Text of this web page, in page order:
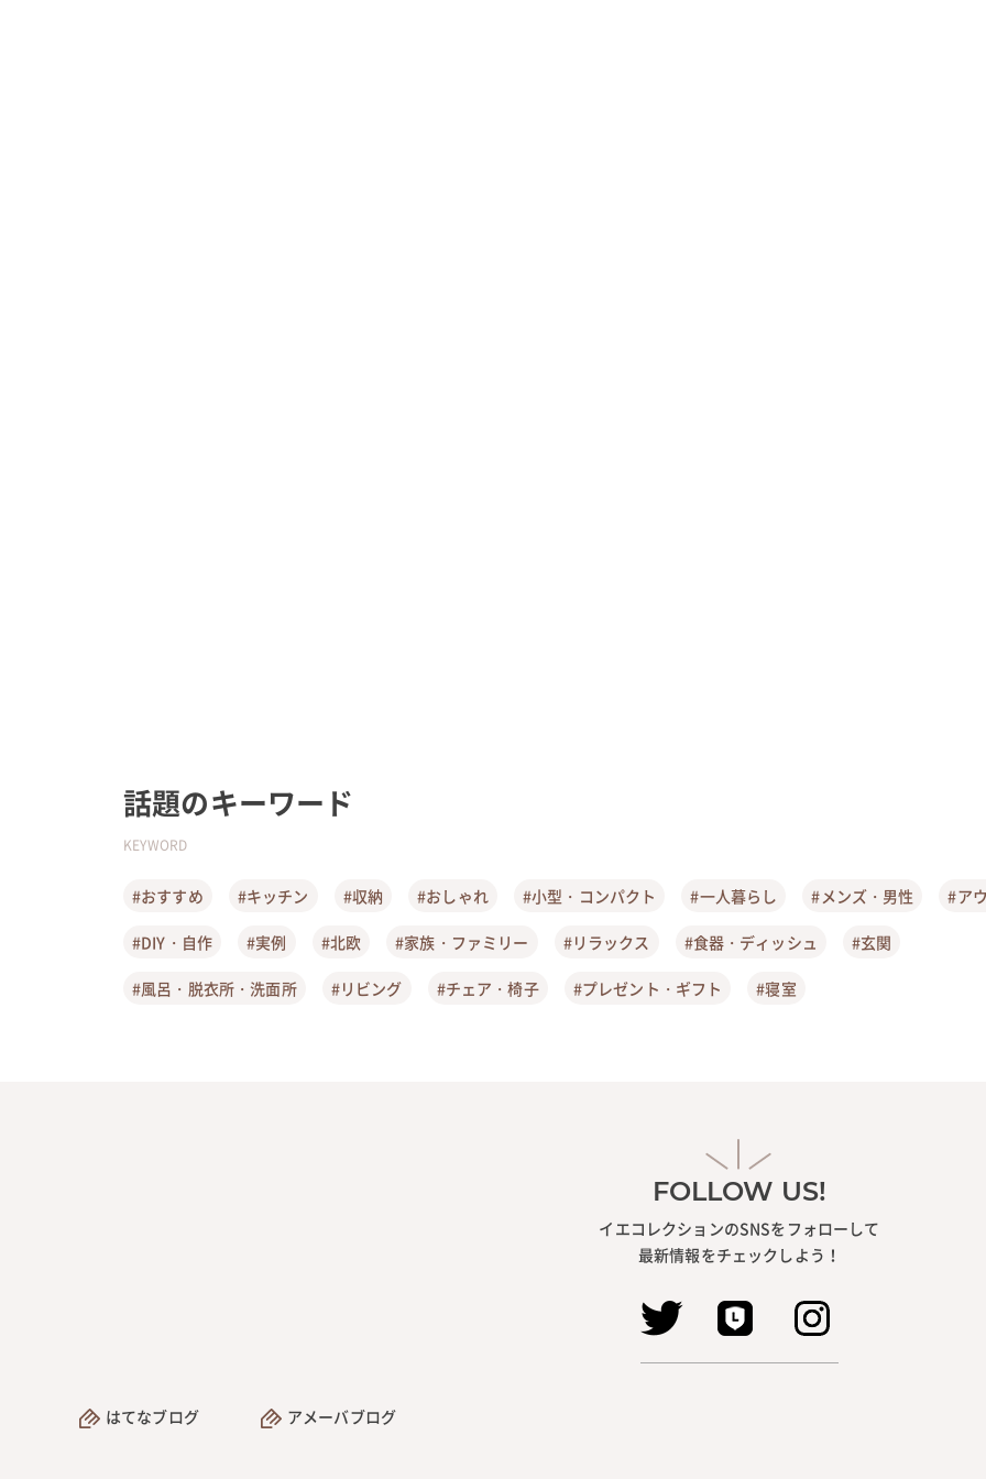
話題のキーワード
KEYWORD
#おすすめ #キッチン #収納 #おしゃれ #小型・コンパクト #一人暮らし #メンズ・男性 #ア
#DIY・自作 #実例 #北欧 #家族・ファミリー #リラックス #食器・ディッシュ #玄関
#風呂・脱衣所・洗面所 #リビング #チェア・椅子 #プレゼント・ギフト #寝室
FOLLOW US!
イエコレクションのSNSをフォローして
最新情報をチェックしよう！
はてなブログ アメーバブログ